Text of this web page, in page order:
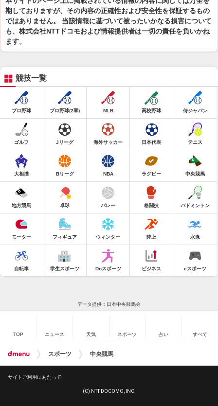
期しておりますが、その内容の正確性および安全性を保証するもの
ではありません。 当該情報に基づいて被ったいかなる損害について
も、株式会社NTTドコモおよび情報提供者は一切の責任を負いかね
ます。
競技一覧
プロ野球 プロ野球(2軍) MLB 高校野球 侍ジャパン
ゴルフ Jリーグ 海外サッカー 日本代表 テニス
大相撲 Bリーグ NBA ラグビー 中央競馬
地方競馬 卓球 バレー 格闘技 バドミントン
モーター フィギュア ウィンター 陸上 水泳
自転車 学生スポーツ Doスポーツ ビジネス eスポーツ
データ提供：日本中央競馬会
TOP ニュース 天気 スポーツ 占い すべて
スポーツ 中央競馬
サイトご利用にあたって
(C) NTT DOCOMO, INC.